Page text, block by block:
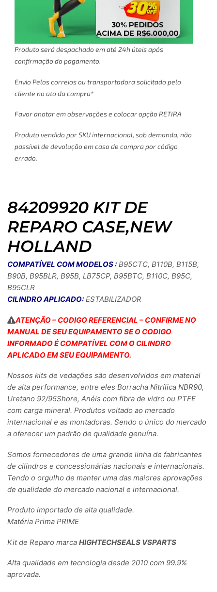
Produto será despachado em até 24h úteis após
confirmação do pagamento.
Envio Pelos correios ou transportadora solicitado pelo
cliente no ato da compra*
Favor anotar em observações e colocar opção RETIRA
Produto vendido por SKU internacional, sob demanda, não
passível de devolução em caso de compra por código
errado.
84209920 KIT DE
REPARO CASE,NEW
HOLLAND
COMPATÍVEL COM MODELOS : B95CTC, B110B, B115B,
B90B, B95BLR, B95B, LB75CP, B95BTC, B110C, B95C,
B95CLR
CILINDRO APLICADO: ESTABILIZADOR
ATENÇÃO – CODIGO REFERENCIAL – CONFIRME NO
MANUAL DE SEU EQUIPAMENTO SE O CODIGO
INFORMADO É COMPATÍVEL COM O CILINDRO
APLICADO EM SEU EQUIPAMENTO.
Nossos kits de vedações são desenvolvidos em material
de alta performance, entre eles Borracha Nitrílica NBR90,
Uretano 92/95Shore, Anéis com fibra de vidro ou PTFE
com carga mineral. Produtos voltado ao mercado
internacional e as montadoras. Sendo o único do mercado
a oferecer um padrão de qualidade genuína.
Somos fornecedores de uma grande linha de fabricantes
de cilindros e concessionárias nacionais e internacionais.
Tendo o orgulho de manter uma das maiores aprovações
de qualidade do mercado nacional e internacional.
Produto importado de alta qualidade.
Matéria Prima PRIME
Kit de Reparo marca HIGHTECHSEALS VSPARTS
Alta qualidade em tecnologia desde 2010 com 99.9%
aprovada.